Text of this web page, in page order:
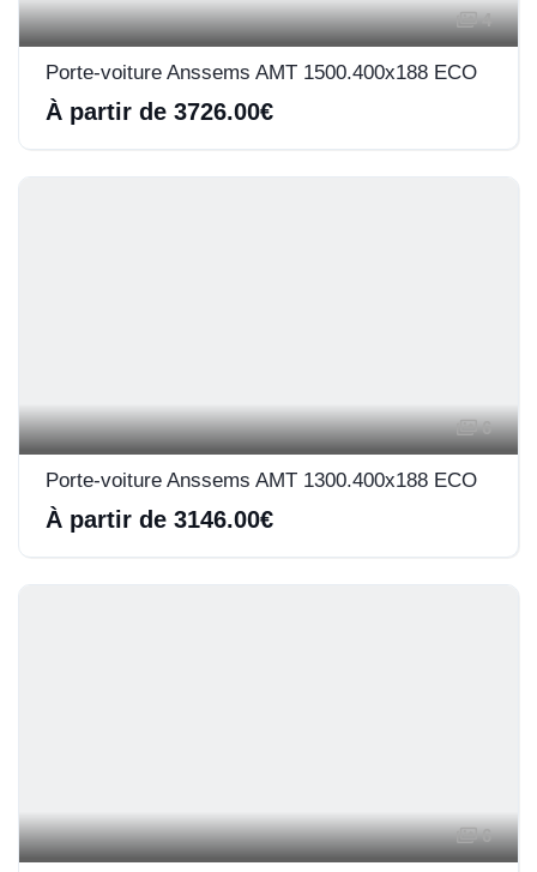
4
Porte-voiture Anssems AMT 1500.400x188 ECO
À partir de 3726.00€
6
Porte-voiture Anssems AMT 1300.400x188 ECO
À partir de 3146.00€
6